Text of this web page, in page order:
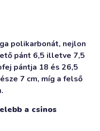
polikarbonát, nejlon
pánt 6,5 illetve 7,5
pántja 18 és 26,5
7 cm, míg a felső
a csinos